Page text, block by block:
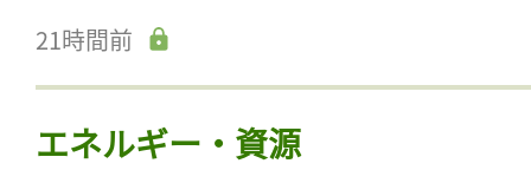
21時間前
エネルギー・資源